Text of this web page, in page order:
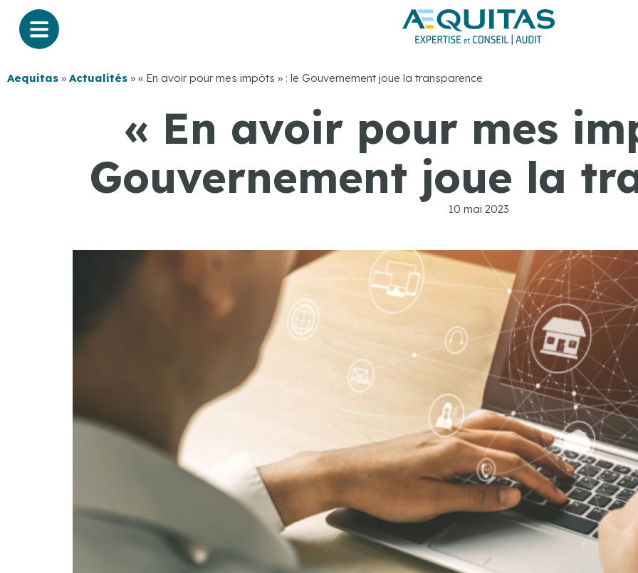
Aequitas » Actualités » « En avoir pour mes impôts » : le Gouvernement joue la transparence
« En avoir pour mes
Gouvernement joue la
10 mai 2023